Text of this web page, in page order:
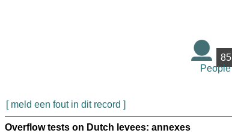
85
People
[ meld een fout in dit record ]
Overflow tests on Dutch levees: annexes